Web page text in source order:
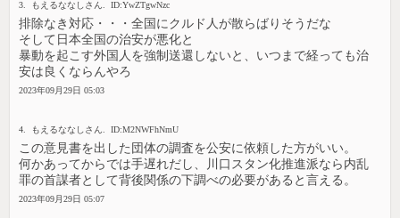
3. もえるななしさん. ID:YwZTgwNzc
排除なき対応・・・全国にクルド人が散らばりそうだな
そして日本全国の治安が悪化と
暴動を起こす外国人を強制送還しないと、いつまで経っても治
安は良くならんやろ
2023年09月29日 05:03
4. もえるななしさん. ID:M2NWFhNmU
この意見書を出した団体の調査を公安に依頼した方がいい。
何かあってからでは手遅れだし、川口スタン化推進派なら内乱
罪の首謀者として背後関係の下調べの必要があると言える。
2023年09月29日 05:07